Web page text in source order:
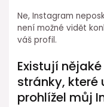
Ne, Instagram
není možné vidět
váš profil.
Existují
stránky, které
prohlížel můj